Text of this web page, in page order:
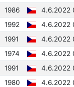
1986
4.6.2022
1992
4.6.2022
1991
4.6.2022
1974
4.6.2022
1991
4.6.2022
1980
4.6.2022